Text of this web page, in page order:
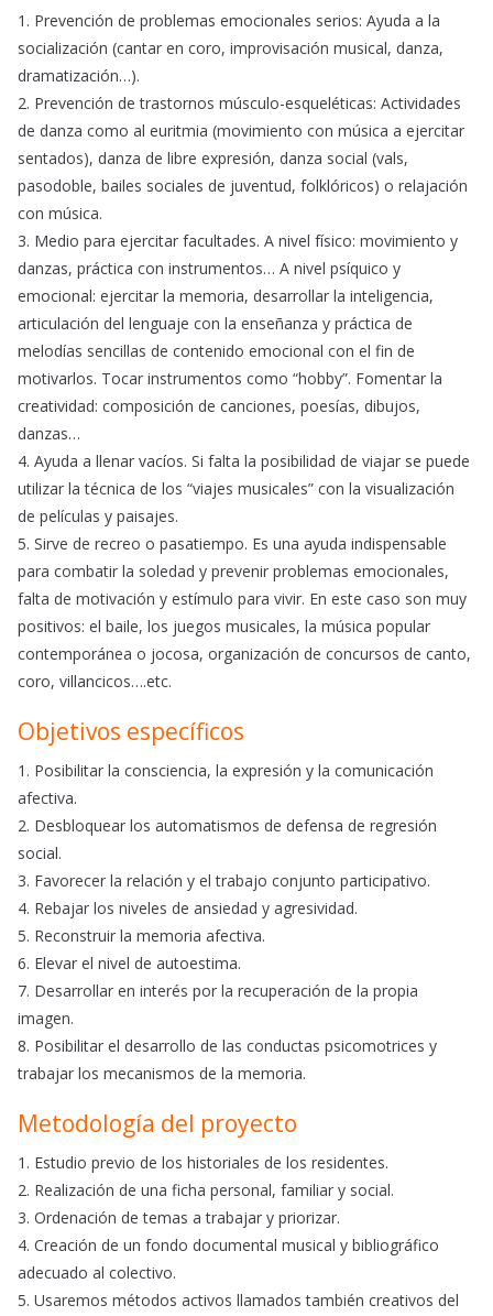
1. Prevención de problemas emocionales serios: Ayuda a la
socialización (cantar en coro, improvisación musical, danza,
dramatización…).
2. Prevención de trastornos músculo-esqueléticas: Actividades
de danza como al euritmia (movimiento con música a ejercitar
sentados), danza de libre expresión, danza social (vals,
pasodoble, bailes sociales de juventud, folklóricos) o relajación
con música.
3. Medio para ejercitar facultades. A nivel físico: movimiento y
danzas, práctica con instrumentos… A nivel psíquico y
emocional: ejercitar la memoria, desarrollar la inteligencia,
articulación del lenguaje con la enseñanza y práctica de
melodías sencillas de contenido emocional con el fin de
motivarlos. Tocar instrumentos como “hobby”. Fomentar la
creatividad: composición de canciones, poesías, dibujos,
danzas…
4. Ayuda a llenar vacíos. Si falta la posibilidad de viajar se puede
utilizar la técnica de los “viajes musicales” con la visualización
de películas y paisajes.
5. Sirve de recreo o pasatiempo. Es una ayuda indispensable
para combatir la soledad y prevenir problemas emocionales,
falta de motivación y estímulo para vivir. En este caso son muy
positivos: el baile, los juegos musicales, la música popular
contemporánea o jocosa, organización de concursos de canto,
coro, villancicos….etc.
Objetivos específicos
1. Posibilitar la consciencia, la expresión y la comunicación
afectiva.
2. Desbloquear los automatismos de defensa de regresión
social.
3. Favorecer la relación y el trabajo conjunto participativo.
4. Rebajar los niveles de ansiedad y agresividad.
5. Reconstruir la memoria afectiva.
6. Elevar el nivel de autoestima.
7. Desarrollar en interés por la recuperación de la propia
imagen.
8. Posibilitar el desarrollo de las conductas psicomotrices y
trabajar los mecanismos de la memoria.
Metodología del proyecto
1. Estudio previo de los historiales de los residentes.
2. Realización de una ficha personal, familiar y social.
3. Ordenación de temas a trabajar y priorizar.
4. Creación de un fondo documental musical y bibliográfico
adecuado al colectivo.
5. Usaremos métodos activos llamados también creativos del